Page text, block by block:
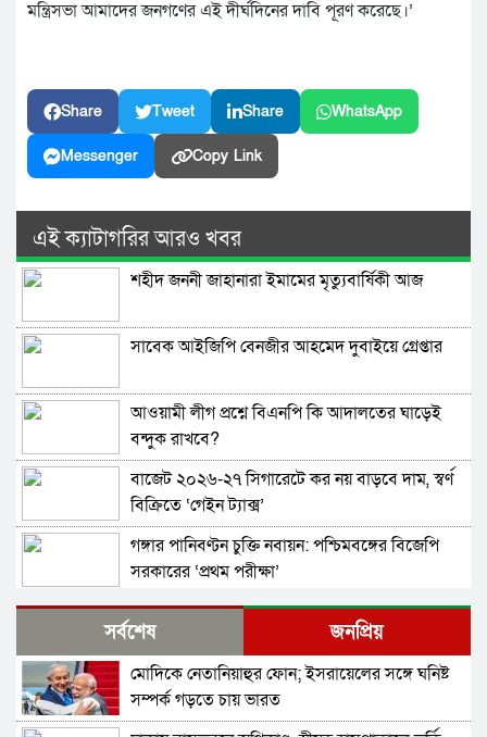
মন্ত্রিসভা আমাদের জনগণের এই দীর্ঘদিনের দাবি পূরণ করেছে।’‌
Share Tweet Share WhatsApp
Messenger Copy Link
এই ক্যাটাগরির আরও খবর
শহীদ জননী জাহানারা ইমামের মৃত্যুবার্ষিকী আজ
সাবেক আইজিপি বেনজীর আহমেদ দুবাইয়ে গ্রেপ্তার
আওয়ামী লীগ প্রশ্নে বিএনপি কি আদালতের ঘাড়েই
বন্দুক রাখবে?
বাজেট ২০২৬-২৭ সিগারেটে কর নয় বাড়বে দাম, স্বর্ণ
বিক্রিতে ‘গেইন ট্যাক্স’
গঙ্গার পানিবণ্টন চুক্তি নবায়ন: পশ্চিমবঙ্গের বিজেপি
সরকারের ‘প্রথম পরীক্ষা’
প্রধানমন্ত্রীর নিরাপত্তা জোরদার : সচিবালয় থেকে সরছে
১৬৯ পুলিশ
কারিনা কায়সার আর নেই
সর্বশেষ জনপ্রিয়
মোদিকে নেতানিয়াহুর ফোন; ইসরায়েলের সঙ্গে ঘনিষ্ট
সম্পর্ক গড়তে চায় ভারত